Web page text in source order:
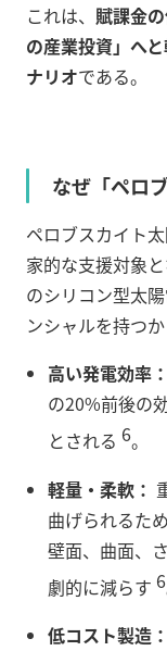
これは、 賦課金
の産業投資」へ
ナリオである。
なぜ「ペロ
ペロブスカイト
家的な支援対象
のシリコン型太
ンシャルを持つか
高い発電効率：
の20%前後の
とされる 6。
軽量・柔軟：
曲げられるた
壁面、曲面、
劇的に減らす 6
低コスト製造：